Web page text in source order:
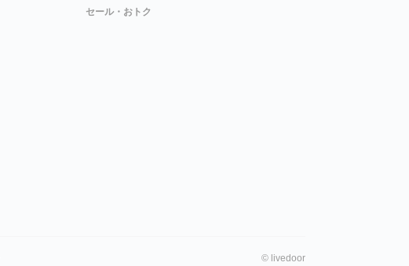
セール・おトク
© livedoor